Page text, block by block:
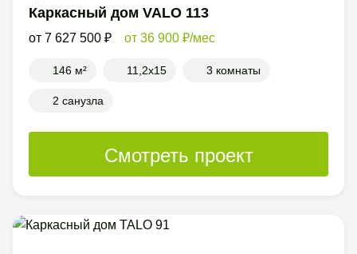
Каркасный дом VALO 113
7 627 500 36 900 /мес
146 м² 11,2x15 3 комнаты
2 санузла
Смотреть проект